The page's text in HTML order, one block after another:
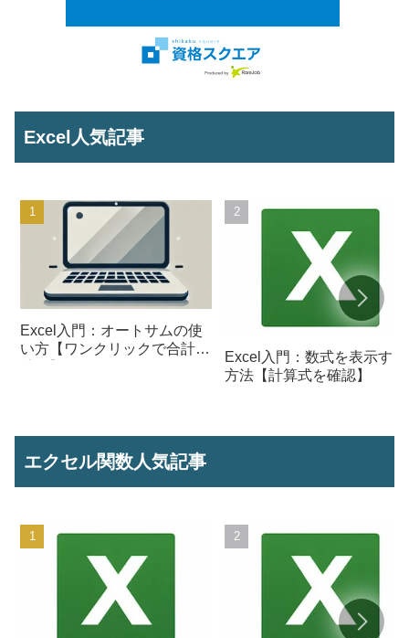
Excel人気記事
Excel入門：オートサムの使
い方【ワンクリックで合計を
Excel入門：数式を表示する
方法【計算式を確認】
エクセル関数人気記事